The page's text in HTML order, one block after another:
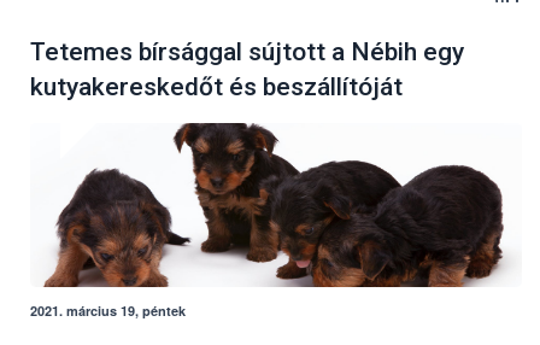
Tetemes bírsággal sújtott a Nébih egy
kutyakereskedőt és beszállítóját
2021. március 19, péntek